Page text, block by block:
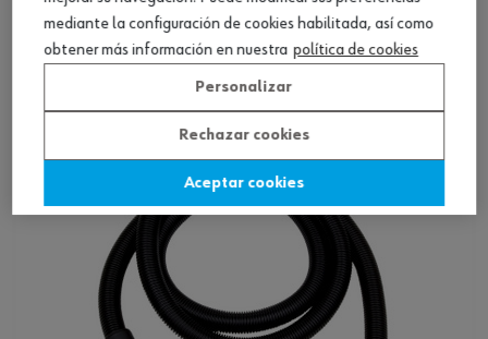
Ver producto
mediante la configuración de cookies habilitada, así como
obtener más información en nuestra política de cookies
Personalizar
Rechazar cookies
Aceptar cookies